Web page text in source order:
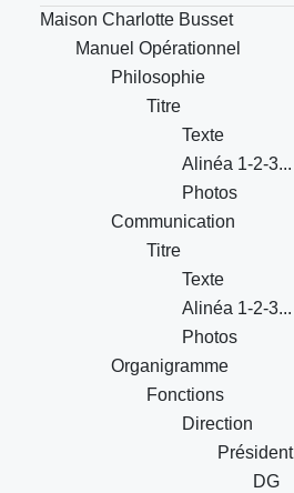
Maison Charlotte Busset
Manuel Opérationnel
Philosophie
Titre
Texte
Alinéa 1-2-3...
Photos
Communication
Titre
Texte
Alinéa 1-2-3...
Photos
Organigramme
Fonctions
Direction
Président
DG